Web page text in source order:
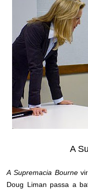
A
A Supremacia Bourne
Doug Liman passa a